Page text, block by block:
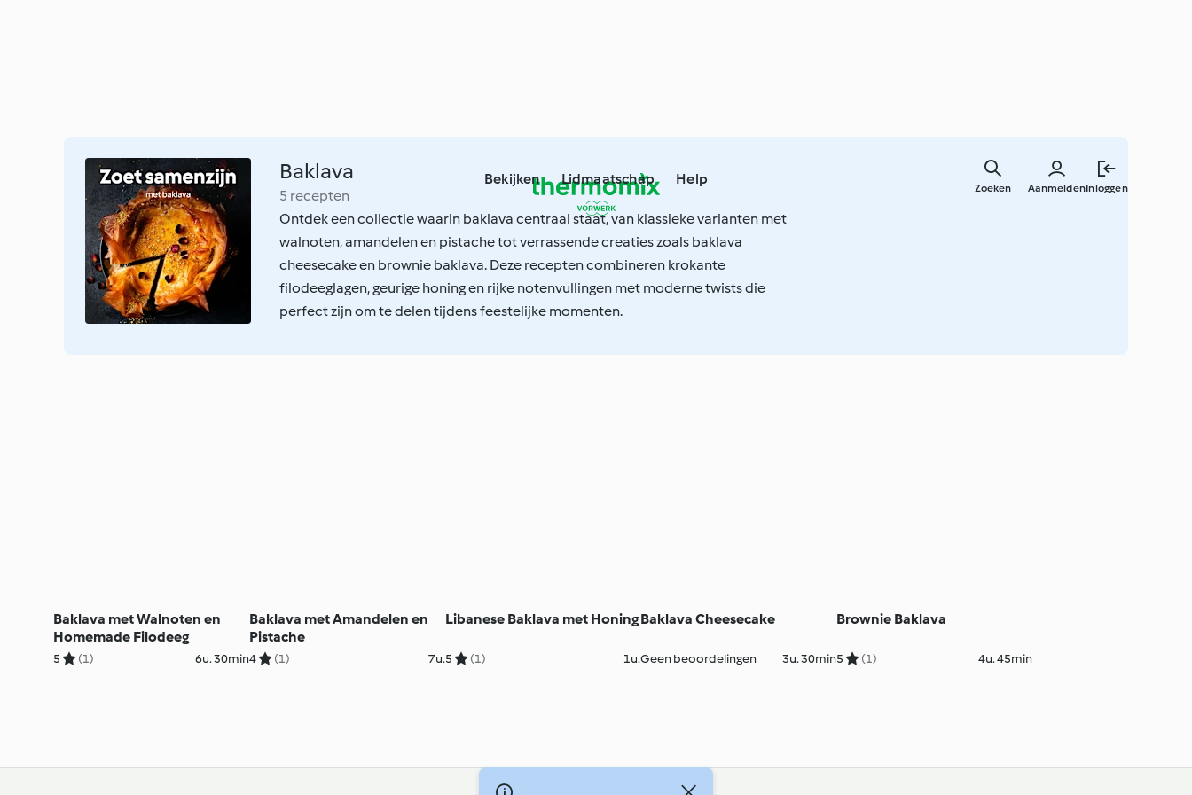
Bekijken Lidmaatschap Help
AanmeldenInloggen
Zoeken
Baklava
5 recepten
Ontdek een collectie waarin baklava centraal staat, van klassieke varianten met
walnoten, amandelen en pistache tot verrassende creaties zoals baklava
cheesecake en brownie baklava. Deze recepten combineren krokante
filodeeglagen, geurige honing en rijke notenvullingen met moderne twists die
perfect zijn om te delen tijdens feestelijke momenten.
Baklava met Walnoten en
Homemade Filodeeg
5 (1) 6u. 30min
Baklava met Amandelen en
Pistache
4 (1) 7u.
Libanese Baklava met Honing
5 (1) 1u.
Baklava Cheesecake
Geen beoordelingen 3u. 30min
Brownie Baklava
5 (1) 4u. 45min